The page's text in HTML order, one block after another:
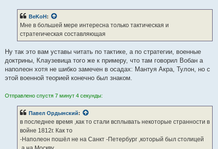
BeKoH :
Мне в большей мере интересна только тактическая и
стратегическая составляющая
Ну так это вам уставы читать по тактике, а по стратегии, военные
доктрины, Клаузевица того же к примеру, что там говорил Вобан а
наполеон хотя не шибко замечен в осадах: Мантуя Акра, Тулон, но с
этой военной теорией конечно был знаком.
Отправлено спустя 7 минут 4 секунды:
Павел Ордынский:
в последнее время ,как то стали всплывать некоторые странности в
войне 1812г. Как то
-Наполеон пошёл не на Санкт -Петербург ,который был столицей